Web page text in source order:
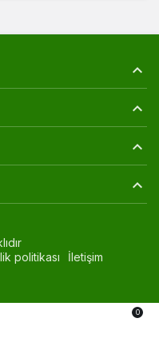
politikası İletişim
0